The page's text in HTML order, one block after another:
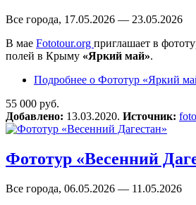
Все города, 17.05.2026 — 23.05.2026
В мае Fototour.org приглашает в
полей в Крыму «Яркий май».
Подробнее о Фототур «Яркий
55 000 руб.
Добавлено: 13.03.2020. Источник:
Фототур «Весенний
Все города, 06.05.2026 — 11.05.2026